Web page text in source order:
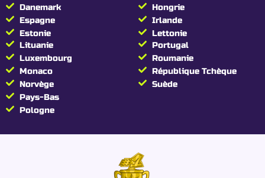
Danemark
Espagne
Estonie
Hongrie
Irlande
Lettonie
Lituanie
Luxembourg
Monaco
Norvège
Pays-Bas
Pologne
Portugal
Roumanie
République Tchèque
Suède